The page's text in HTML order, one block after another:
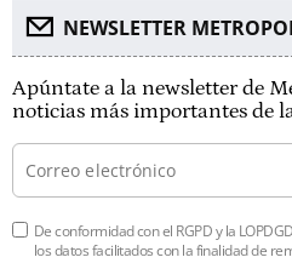
NEWSLETTER
Apúntate a la newsletter de
noticias más importantes de
De conformidad con el RGPD y la
los datos facilitados con la finalidad de